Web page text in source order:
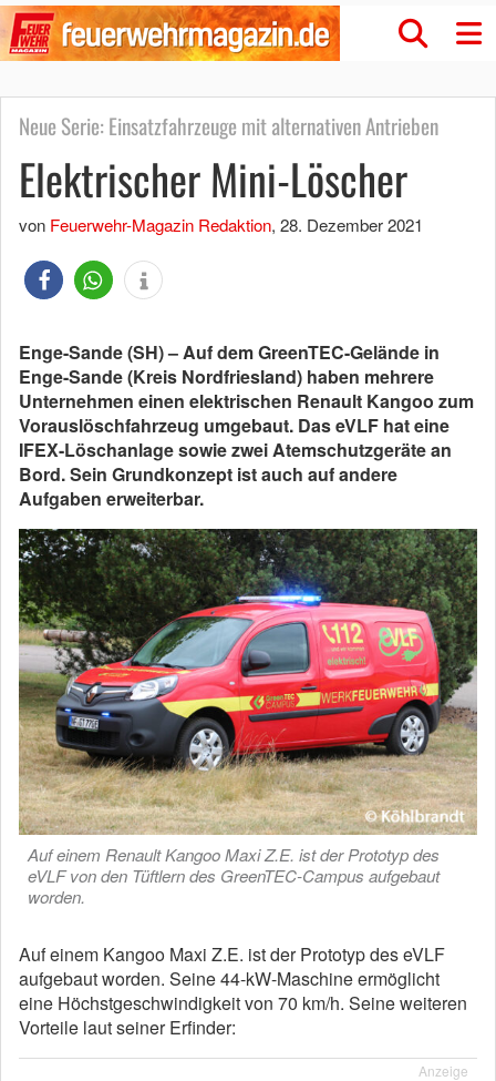
Neue Serie: Einsatzfahrzeuge mit alternativen Antrieben
Elektrischer Mini-Löscher
von Feuerwehr-Magazin Redaktion, 28. Dezember 2021
Enge-Sande (SH) – Auf dem GreenTEC-Gelände in
Enge-Sande (Kreis Nordfriesland) haben mehrere
Unternehmen einen elektrischen Renault Kangoo zum
Vorauslöschfahrzeug umgebaut. Das eVLF hat eine
IFEX-Löschanlage sowie zwei Atemschutzgeräte an
Bord. Sein Grundkonzept ist auch auf andere
Aufgaben erweiterbar.
Auf einem Renault Kangoo Maxi Z.E. ist der Prototyp des
eVLF von den Tüftlern des GreenTEC-Campus aufgebaut
worden.
Auf einem Kangoo Maxi Z.E. ist der Prototyp des eVLF
aufgebaut worden. Seine 44-kW-Maschine ermöglicht
eine Höchstgeschwindigkeit von 70 km/h. Seine weiteren
Vorteile laut seiner Erfinder:
Anzeige